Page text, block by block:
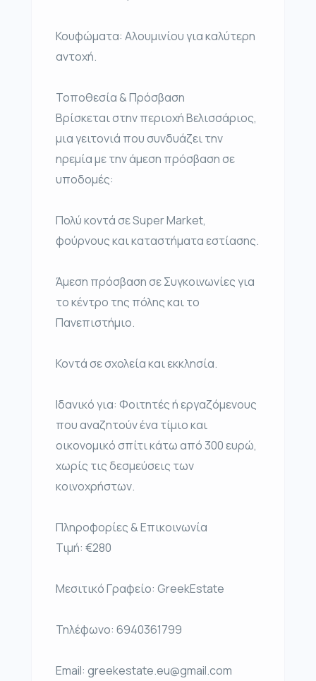
Κουφώματα: Αλουμινίου για καλύτερη
αντοχή.
Τοποθεσία & Πρόσβαση
Βρίσκεται στην περιοχή Βελισσάριος,
μια γειτονιά που συνδυάζει την
ηρεμία με την άμεση πρόσβαση σε
υποδομές:
Πολύ κοντά σε Super Market,
φούρνους και καταστήματα εστίασης.
Άμεση πρόσβαση σε Συγκοινωνίες για
το κέντρο της πόλης και το
Πανεπιστήμιο.
Κοντά σε σχολεία και εκκλησία.
Ιδανικό για: Φοιτητές ή εργαζόμενους
που αναζητούν ένα τίμιο και
οικονομικό σπίτι κάτω από 300 ευρώ,
χωρίς τις δεσμεύσεις των
κοινοχρήστων.
Πληροφορίες & Επικοινωνία
Τιμή: €280
Μεσιτικό Γραφείο: GreekEstate
Τηλέφωνο: 6940361799
Email: greekestate.eu@gmail.com